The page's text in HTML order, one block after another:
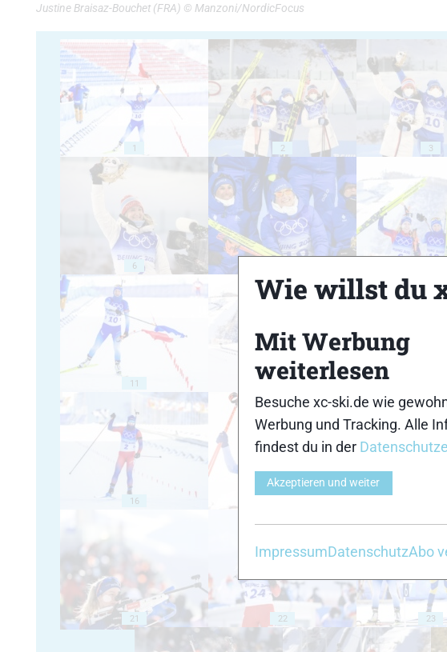
Justine Braisaz-Bouchet (FRA) © Manzoni/NordicFocus
1 2 3
6
11 12
16
21 22 23
Wie willst du
Mit Werbung
weiterlesen
Besuche xc-ski.de wie
Werbung und Tracking. Alle
findest du in der
Akzeptieren und weiter
ImpressumDatenschutzAbo